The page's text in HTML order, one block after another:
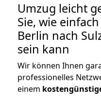
Umzug leicht
Sie, wie
Berlin nach
sein kann
Wir können Ihnen
professionelles
einem